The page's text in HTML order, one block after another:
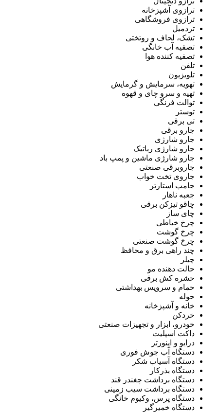
ترازوی آشپزخانه
ترازوی فروشگاهی
تردمیل
تشک، لحاف و روتختی
تصفیه آب خانگی
تصفیه کننده هوا
تلفن
تلویزیون
تهویه، سرمایش و گرمایش
تهیه و سرو چای و قهوه
توالت فرنگی
توستر
تی برقی
جارو برقی
جارو شارژی
جارو شارژی رباتیک
جارو شارژی ماشین و پمپ باد
جاروبرقی صنعتی
جاروی تخت خواب
جامپ استارتر
جعبه ناهار
چاقو تیزکن برقی
چای ساز
چرخ خیاطی
چرخ گوشت
چرخ گوشت صنعتی
چند راهی برق و محافظ
چیلر
حالت دهنده مو
حشره کش برقی
حمام و سرویس بهداشتی
حوله
خانه و آشپزخانه
خردکن
خودرو، ابزار و تجهیزات صنعتی
داکت اسپلیت
درایو و اینورتر
دستگاه آب جوش فوری
دستگاه آسیاب شکر
دستگاه بذرکار
دستگاه برداشت چغندر قند
دستگاه برداشت سیب زمینی
دستگاه پرس، وکیوم خانگی
دستگاه خمیرگیر